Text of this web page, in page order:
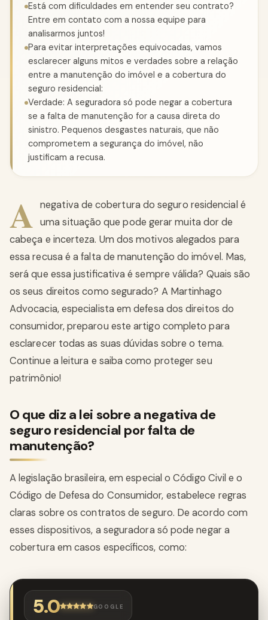
Está com dificuldades em entender seu contrato?
Entre em contato com a nossa equipe para
analisarmos juntos!
Para evitar interpretações equivocadas, vamos
esclarecer alguns mitos e verdades sobre a relação
entre a manutenção do imóvel e a cobertura do
seguro residencial:
Verdade: A seguradora só pode negar a cobertura
se a falta de manutenção for a causa direta do
sinistro. Pequenos desgastes naturais, que não
comprometem a segurança do imóvel, não
justificam a recusa.
A negativa de cobertura do seguro residencial é
uma situação que pode gerar muita dor de
cabeça e incerteza. Um dos motivos alegados para
essa recusa é a falta de manutenção do imóvel. Mas,
será que essa justificativa é sempre válida? Quais são
os seus direitos como segurado? A Martinhago
Advocacia, especialista em defesa dos direitos do
consumidor, preparou este artigo completo para
esclarecer todas as suas dúvidas sobre o tema.
Continue a leitura e saiba como proteger seu
patrimônio!
O que diz a lei sobre a negativa de
seguro residencial por falta de
manutenção?
A legislação brasileira, em especial o Código Civil e o
Código de Defesa do Consumidor, estabelece regras
claras sobre os contratos de seguro. De acordo com
esses dispositivos, a seguradora só pode negar a
cobertura em casos específicos, como:
5.0 GOOGLE